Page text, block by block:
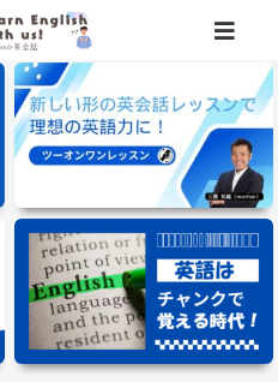
典を無料でプレゼント中⭐️